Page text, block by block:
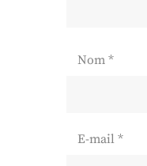
Nom *
E-mail *